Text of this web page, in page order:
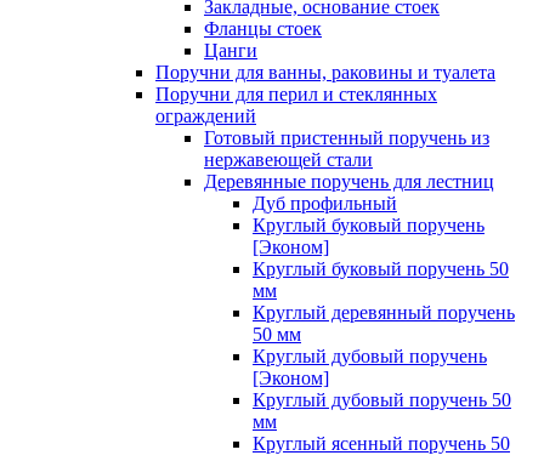
Закладные, основание стоек
Фланцы стоек
Цанги
Поручни для ванны, раковины и туалета
Поручни для перил и стеклянных
ограждений
Готовый пристенный поручень из
нержавеющей стали
Деревянные поручень для лестниц
Дуб профильный
Круглый буковый поручень
[Эконом]
Круглый буковый поручень 50
мм
Круглый деревянный поручень
50 мм
Круглый дубовый поручень
[Эконом]
Круглый дубовый поручень 50
мм
Круглый ясенный поручень 50